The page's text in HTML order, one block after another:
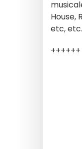
House,
etc,
++++++